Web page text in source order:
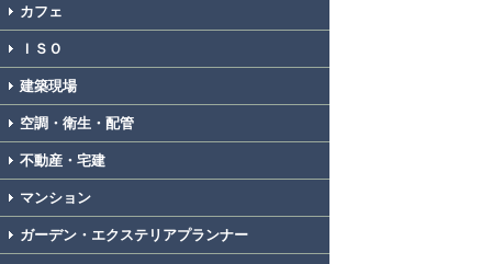
カフェ
ＩＳＯ
建築現場
空調・衛生・配管
不動産・宅建
マンション
ガーデン・エクステリアプランナー